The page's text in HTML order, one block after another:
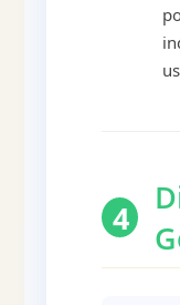
4